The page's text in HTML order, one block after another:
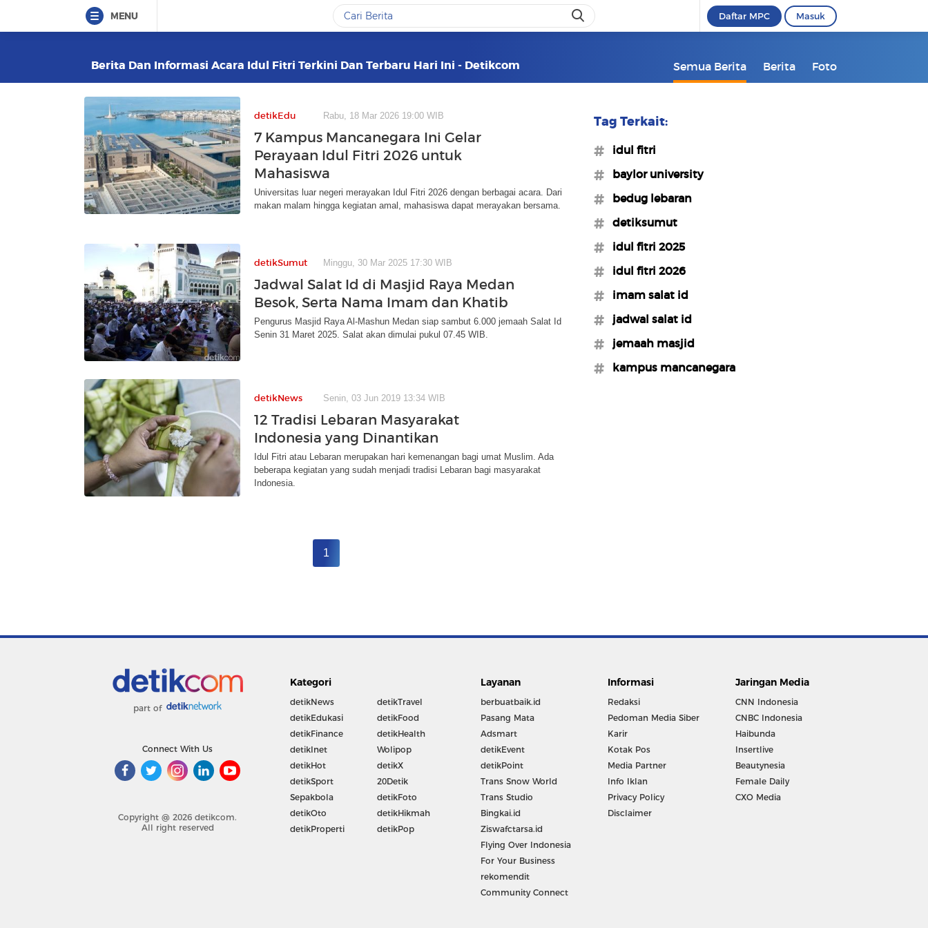
MENU Daftar MPC Masuk
Berita Dan Informasi Acara Idul Fitri Terkini Dan Terbaru Hari Ini - Detikcom Semua Berita Berita Foto
detikEdu Rabu, 18 Mar 2026 19:00 WIB
7 Kampus Mancanegara Ini Gelar
Perayaan Idul Fitri 2026 untuk
Mahasiswa
Universitas luar negeri merayakan Idul Fitri 2026 dengan berbagai acara. Dari
makan malam hingga kegiatan amal, mahasiswa dapat merayakan bersama.
detikSumut Minggu, 30 Mar 2025 17:30 WIB
Jadwal Salat Id di Masjid Raya Medan
Besok, Serta Nama Imam dan Khatib
Pengurus Masjid Raya Al-Mashun Medan siap sambut 6.000 jemaah Salat Id
Senin 31 Maret 2025. Salat akan dimulai pukul 07.45 WIB.
detikNews Senin, 03 Jun 2019 13:34 WIB
12 Tradisi Lebaran Masyarakat
Indonesia yang Dinantikan
Idul Fitri atau Lebaran merupakan hari kemenangan bagi umat Muslim. Ada
beberapa kegiatan yang sudah menjadi tradisi Lebaran bagi masyarakat
Indonesia.
1
Tag Terkait:
#idul fitri
#baylor university
#bedug lebaran
#detiksumut
#idul fitri 2025
#idul fitri 2026
#imam salat id
#jadwal salat id
#jemaah masjid
#kampus mancanegara
part of
Connect With Us
Copyright @ 2026 detikcom.
All right reserved
Kategori
detikNews
detikEdukasi
detikFinance
detikInet
detikHot
detikSport
Sepakbola
detikOto
detikProperti
detikTravel
detikFood
detikHealth
Wolipop
detikX
20Detik
detikFoto
detikHikmah
detikPop
Layanan
berbuatbaik.id
Pasang Mata
Adsmart
detikEvent
detikPoint
Trans Snow World
Trans Studio
Bingkai.id
Ziswafctarsa.id
Flying Over Indonesia
For Your Business
rekomendit
Community Connect
Informasi
Redaksi
Pedoman Media Siber
Karir
Kotak Pos
Media Partner
Info Iklan
Privacy Policy
Disclaimer
Jaringan Media
CNN Indonesia
CNBC Indonesia
Haibunda
Insertlive
Beautynesia
Female Daily
CXO Media